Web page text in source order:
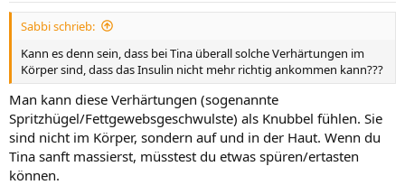
Sabbi schrieb:
Kann es denn sein, dass bei Tina überall solche Verhärtungen im
Körper sind, dass das Insulin nicht mehr richtig ankommen kann???
Man kann diese Verhärtungen (sogenannte
Spritzhügel/Fettgewebsgeschwulste) als Knubbel fühlen. Sie
sind nicht im Körper, sondern auf und in der Haut. Wenn du
Tina sanft massierst, müsstest du etwas spüren/ertasten
können.